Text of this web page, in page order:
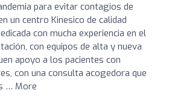
para evitar contagios de
un centro Kinesico de calidad
con mucha experiencia en el
con equipos de alta y nueva
apoyo a los pacientes con
con una consulta acogedora que
… More